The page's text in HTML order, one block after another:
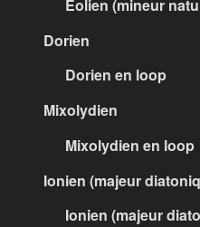
Éolien (mineur
Dorien
Dorien en loop
Mixolydien
Mixolydien en loop
Ionien (majeur
Ionien (majeur